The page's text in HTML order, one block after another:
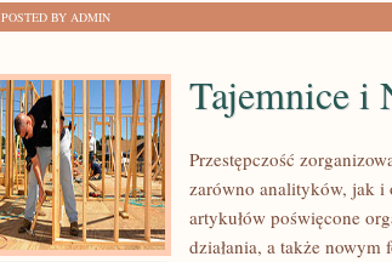
POSTED BY ADMIN
Tajemnice i
Przestępczość
zarówno analityków, jak i
artykułów poświęcone
działania, a także nowym